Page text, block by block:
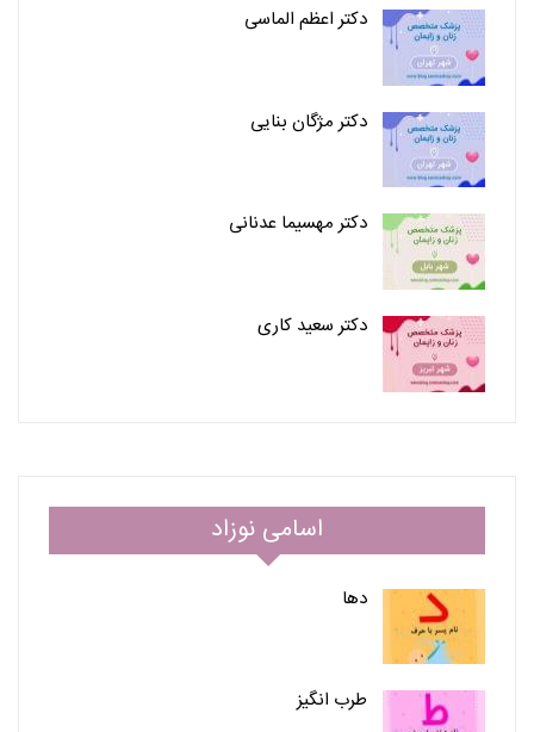
دکتر اعظم الماسی
دکتر مژگان بنایی
دکتر مهسیما عدنانی
دکتر سعید کاری
اسامی نوزاد
دها
طرب انگیز